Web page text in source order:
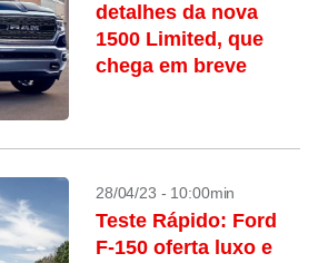
detalhes da nova
1500 Limited, que
chega em breve
28/04/23 - 10:00min
Teste Rápido: Ford
F-150 oferta luxo e